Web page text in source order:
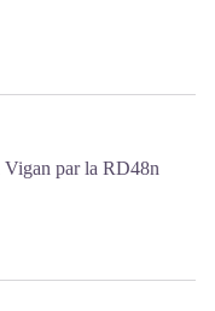
par la RD48n